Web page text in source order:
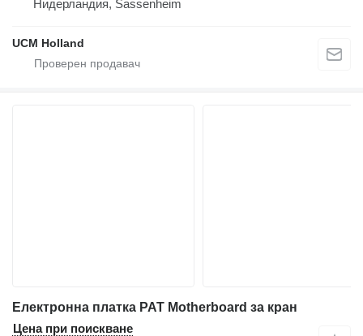
Нидерландия, Sassenheim
UCM Holland
Електронна платка PAT Motherboard за кран
Цена при поискване